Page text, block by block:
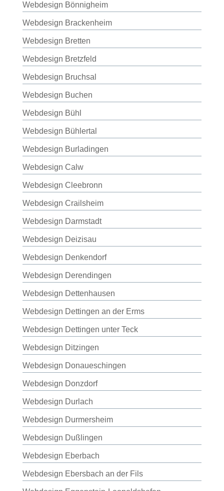
Webdesign Bönnigheim
Webdesign Brackenheim
Webdesign Bretten
Webdesign Bretzfeld
Webdesign Bruchsal
Webdesign Buchen
Webdesign Bühl
Webdesign Bühlertal
Webdesign Burladingen
Webdesign Calw
Webdesign Cleebronn
Webdesign Crailsheim
Webdesign Darmstadt
Webdesign Deizisau
Webdesign Denkendorf
Webdesign Derendingen
Webdesign Dettenhausen
Webdesign Dettingen an der Erms
Webdesign Dettingen unter Teck
Webdesign Ditzingen
Webdesign Donaueschingen
Webdesign Donzdorf
Webdesign Durlach
Webdesign Durmersheim
Webdesign Dußlingen
Webdesign Eberbach
Webdesign Ebersbach an der Fils